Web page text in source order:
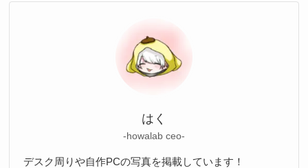
はく
-howalab ceo-
デスク周りや自作PCの写真を掲載しています！